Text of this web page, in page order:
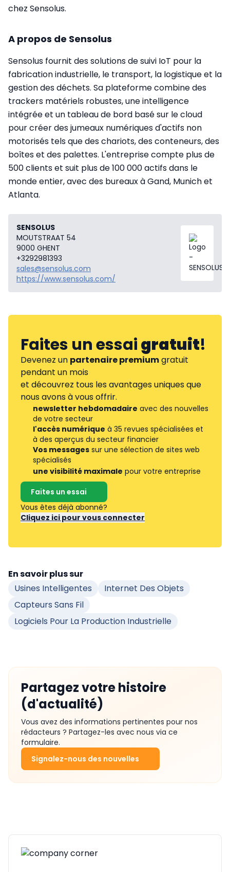
chez Sensolus.
A propos de Sensolus
Sensolus fournit des solutions de suivi IoT pour la
fabrication industrielle, le transport, la logistique et la
gestion des déchets. Sa plateforme combine des
trackers matériels robustes, une intelligence
intégrée et un tableau de bord basé sur le cloud
pour créer des jumeaux numériques d'actifs non
motorisés tels que des chariots, des conteneurs, des
boîtes et des palettes. L'entreprise compte plus de
500 clients et suit plus de 100 000 actifs dans le
monde entier, avec des bureaux à Gand, Munich et
Atlanta.
SENSOLUS
MOUTSTRAAT 54
9000 GHENT
+3292981393
sales@sensolus.com
https://www.sensolus.com/
Faites un essaigratuit!
Devenez un partenaire premiumgratuit
pendant un mois
et découvrez tous les avantages uniques que
nous avons à vous offrir.
newsletter hebdomadaire avec des nouvelles
de votre secteur
l'accès numérique à 35 revues spécialisées et
à des aperçus du secteur financier
Vos messages sur une sélection de sites web
spécialisés
une visibilité maximale pour votre entreprise
Faites un essai
Vous êtes déjà abonné?
Cliquez ici pour vous connecter
En savoir plus sur
Usines Intelligentes
Internet Des Objets
Capteurs Sans Fil
Logiciels Pour La Production Industrielle
Partagez votre histoire
(d'actualité)
Vous avez des informations pertinentes pour nos
rédacteurs ? Partagez-les avec nous via ce
formulaire.
Signalez-nous des nouvelles